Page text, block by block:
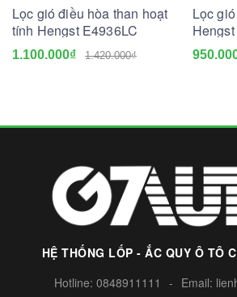
Lọc gió điều hòa than hoạt
tính Hengst E4936LC
1.100.000₫ 1.420.000₫
Lọc
HỆ THỐNG LỐP - ẮC QUY Ô TÔ
Hotline: 0848911111 - Email: